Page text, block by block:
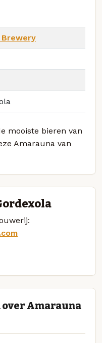
Brewery
mooiste bieren van
Amarauna van
Amarauna